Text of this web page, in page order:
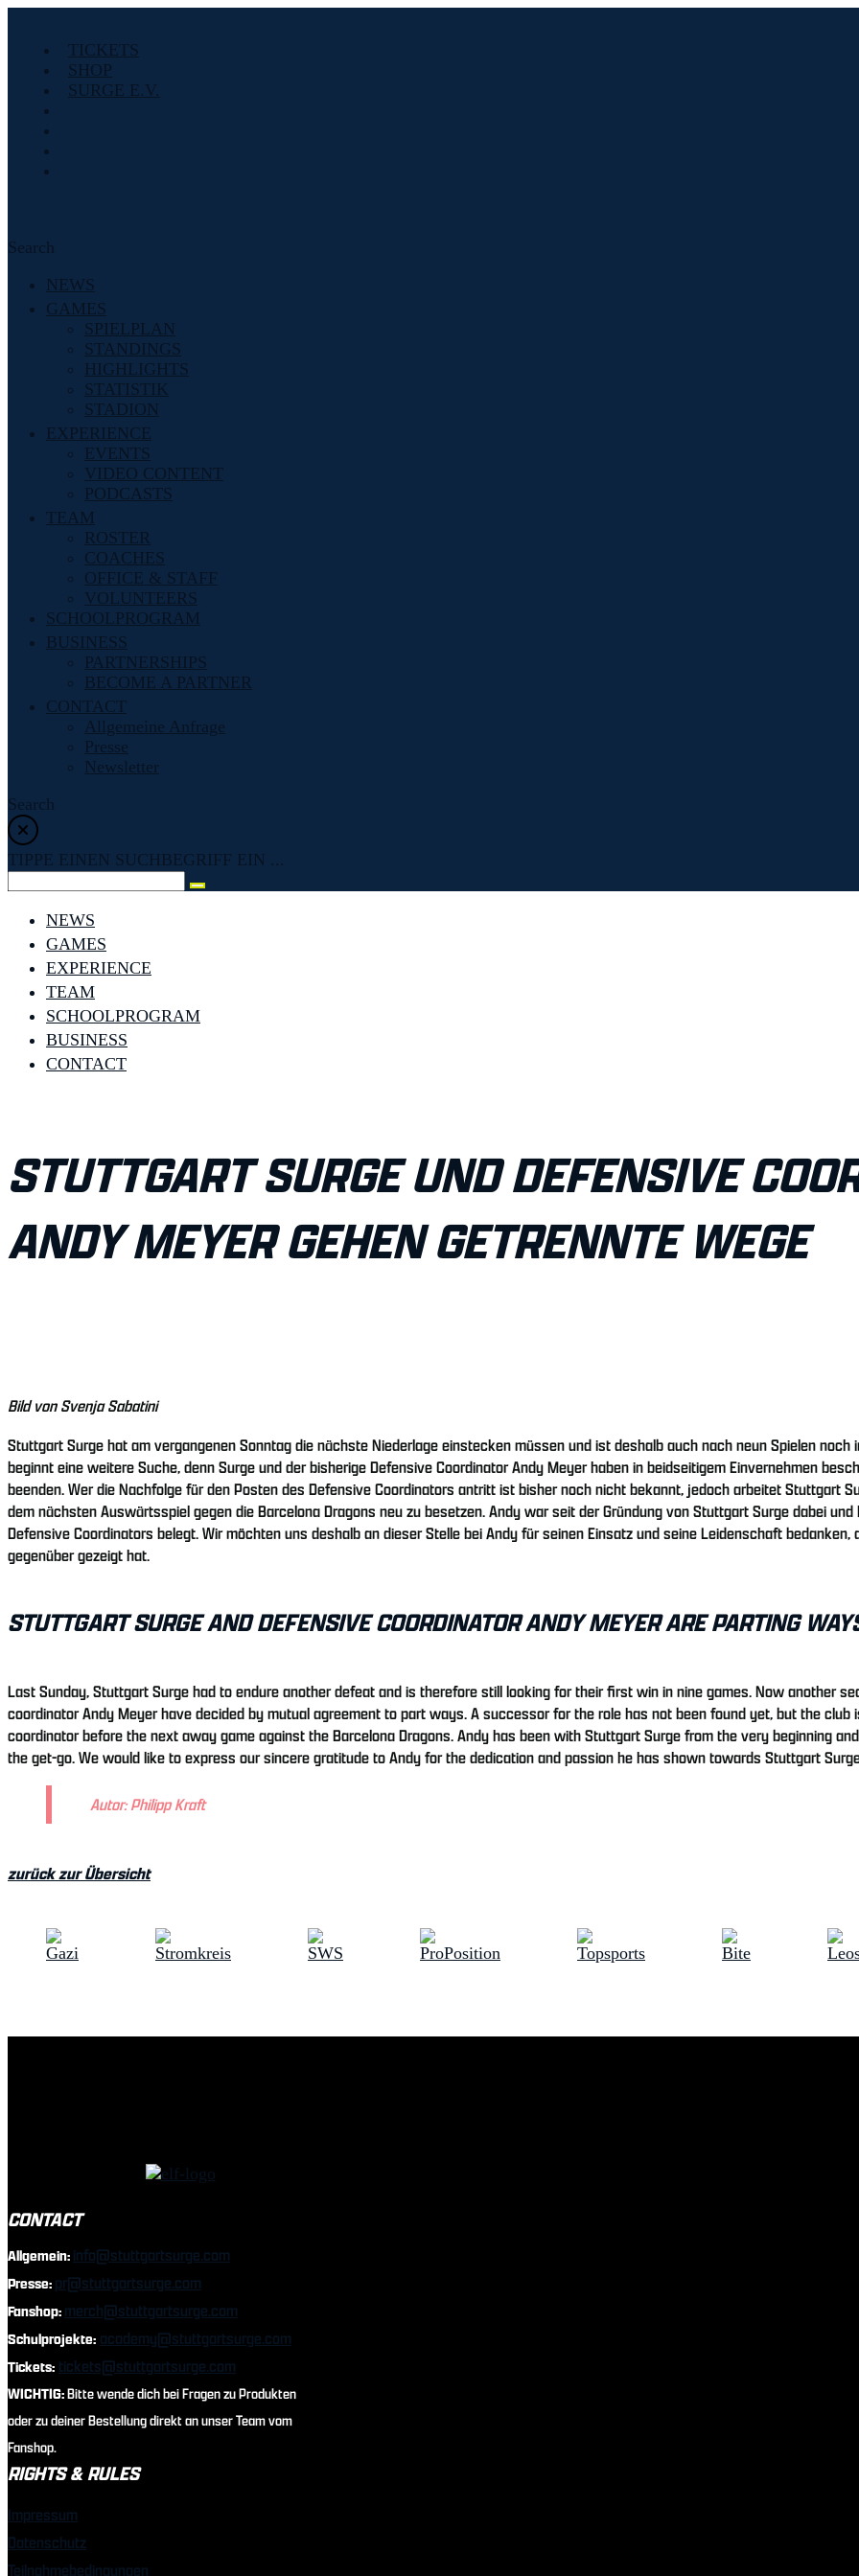
TICKETS
SHOP
SURGE E.V.
Search
NEWS
GAMES
SPIELPLAN
STANDINGS
HIGHLIGHTS
STATISTIK
STADION
EXPERIENCE
EVENTS
VIDEO CONTENT
PODCASTS
TEAM
ROSTER
COACHES
OFFICE & STAFF
VOLUNTEERS
SCHOOLPROGRAM
BUSINESS
PARTNERSHIPS
BECOME A PARTNER
CONTACT
Allgemeine Anfrage
Presse
Newsletter
Search
TIPPE EINEN SUCHBEGRIFF EIN ...
NEWS
GAMES
EXPERIENCE
TEAM
SCHOOLPROGRAM
BUSINESS
CONTACT
STUTTGART SURGE UND DEFENSIVE
ANDY MEYER GEHEN GETRENNTE WEGE
Bild von Svenja Sabatini
Stuttgart Surge hat am vergangenen Sonntag die nächste Niederlage einstecken müssen und ist deshalb auch nach neun Spielen noch
beginnt eine weitere Suche, denn Surge und der bisherige Defensive Coordinator Andy Meyer haben in beidseitigem Einvernehmen
beenden. Wer die Nachfolge für den Posten des Defensive Coordinators antritt ist bisher noch nicht bekannt, jedoch arbeitet Stuttgart
dem nächsten Auswärtsspiel gegen die Barcelona Dragons neu zu besetzen. Andy war seit der Gründung von Stuttgart Surge dabei
Defensive Coordinators belegt. Wir möchten uns deshalb an dieser Stelle bei Andy für seinen Einsatz und seine Leidenschaft
gegenüber gezeigt hat.
STUTTGART SURGE AND DEFENSIVE COORDINATOR ANDY MEYER ARE PARTING
Last Sunday, Stuttgart Surge had to endure another defeat and is therefore still looking for their first win in nine games. Now another
coordinator Andy Meyer have decided by mutual agreement to part ways. A successor for the role has not been found yet, but the
coordinator before the next away game against the Barcelona Dragons. Andy has been with Stuttgart Surge from the very beginning
the get-go. We would like to express our sincere gratitude to Andy for the dedication and passion he has shown towards Stuttgart
Autor: Philipp Kraft
zurück zur Übersicht
CONTACT
Allgemein:info@stuttgartsurge.com
Presse:pr@stuttgartsurge.com
Fanshop:merch@stuttgartsurge.com
Schulprojekte: academy@stuttgartsurge.com
Tickets: tickets@stuttgartsurge.com
WICHTIG:Bitte wende dich bei Fragen zu Produkten
oder zu deiner Bestellung direkt an unser Team vom
Fanshop.
RIGHTS & RULES
Impressum
Datenschutz
Teilnahmebedingungen